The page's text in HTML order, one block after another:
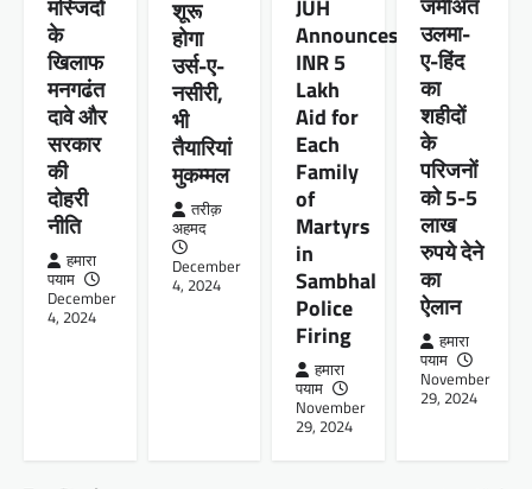
तरीक़ अहमद October 28, 2024
सांडी, हरदोई। लाख पेड़ा बाग में लगे नखासे में बकरा बेचने
आए एक किसान की मोटरसाइकिल चोरों ने गायब कर…
Facebook
Email
Twitter
Share
बिहार,शिक्षा
बिहार: उर्दू विद्यालयों में ई-शिक्षा कोष ऐप में
त्रुटि से शिक्षक परेशान
October 27, 2024
मुजफ्फरपुर, 27 अक्टूबर।आज रविवार को जिले के सभी
उर्दू विद्यालय खुले हैं लेकिन शिक्षकों को ई शिक्षा कोष ऐप
Facebook
Email
Twitter
Share
मस्जिदों
के
खिलाफ
मनगढंत
दावे और
सरकार
की
दोहरी
नीति
हमारा
पयाम
December
4, 2024
शूरू
होगा
उर्स-ए-
नसीरी,
भी
तैयारियां
मुकम्मल
तरीक़
अहमद
December
4, 2024
JUH
Announces
INR 5
Lakh
Aid for
Each
Family
of
Martyrs
in
Sambhal
Police
Firing
हमारा
पयाम
November
29, 2024
उलमा-
ए-हिंद
का
शहीदों
के
परिजनों
को 5-5
लाख
रुपये देने
का
ऐलान
हमारा
पयाम
November
29, 2024